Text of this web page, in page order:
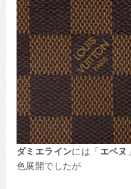
ダミエラインには「 エベヌ
色展開でしたが